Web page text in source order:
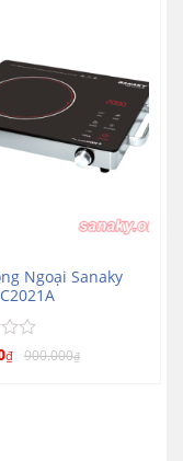
Ngoại Sanaky
₫ 900.000₫